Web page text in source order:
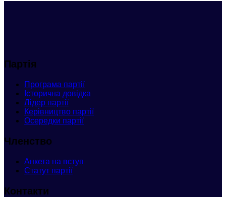
Партія
Програма партії
Історична довідка
Лідер партії
Керівництво партії
Осередки партії
Членство
Анкета на вступ
Статут партії
Контакти